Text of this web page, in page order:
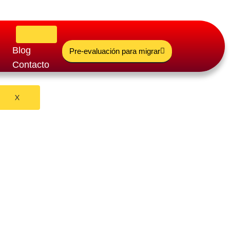
Blog
Contacto
X
Pre-evaluación para migrar